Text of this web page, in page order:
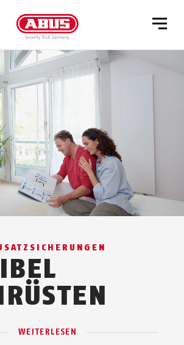
WEITERLESEN